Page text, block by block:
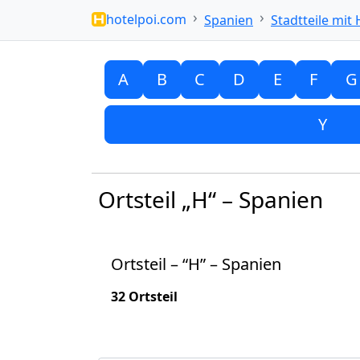
hotelpoi.com Spanien Stadtteile mit
A B C D E F G
Y
Ortsteil „H“ – Spanien
Ortsteil – “H” – Spanien
32 Ortsteil